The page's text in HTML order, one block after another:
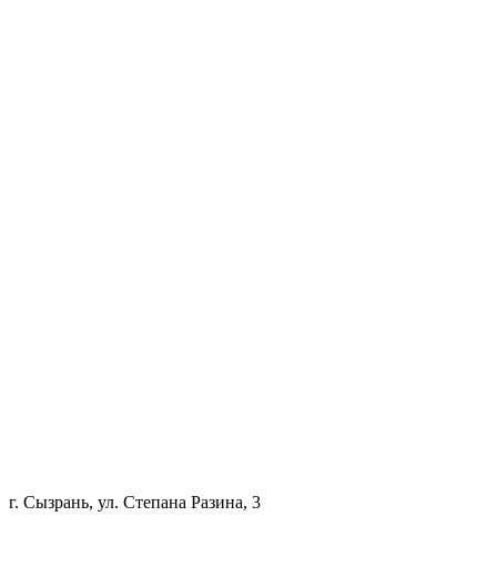
г. Сызрань, ул. Степана Разина, 3